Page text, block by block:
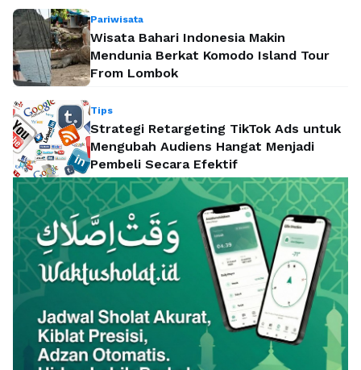
Pariwisata
Wisata Bahari Indonesia Makin
Mendunia Berkat Komodo Island Tour
From Lombok
Tips
Strategi Retargeting TikTok Ads untuk
Mengubah Audiens Hangat Menjadi
Pembeli Secara Efektif